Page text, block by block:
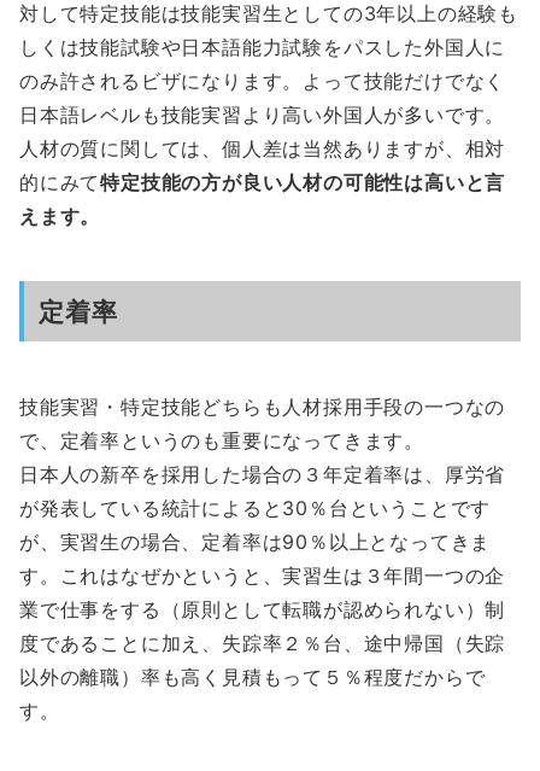
対して特定技能は技能実習生としての3年以上の経験も
しくは技能試験や日本語能力試験をパスした外国人に
のみ許されるビザになります。よって技能だけでなく
日本語レベルも技能実習より高い外国人が多いです。
人材の質に関しては、個人差は当然ありますが、相対
的にみて特定技能の方が良い人材の可能性は高いと言
えます。
定着率
技能実習・特定技能どちらも人材採用手段の一つなの
で、定着率というのも重要になってきます。
日本人の新卒を採用した場合の３年定着率は、厚労省
が発表している統計によると30％台ということです
が、実習生の場合、定着率は90％以上となってきま
す。これはなぜかというと、実習生は３年間一つの企
業で仕事をする（原則として転職が認められない）制
度であることに加え、失踪率２％台、途中帰国（失踪
以外の離職）率も高く見積もって５％程度だからで
す。